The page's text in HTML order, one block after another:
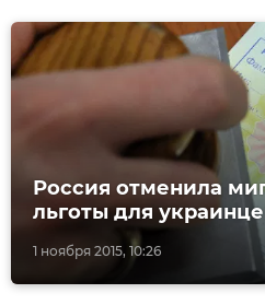
1 ноября 2015, 10:26
Россия отменила
льготы для